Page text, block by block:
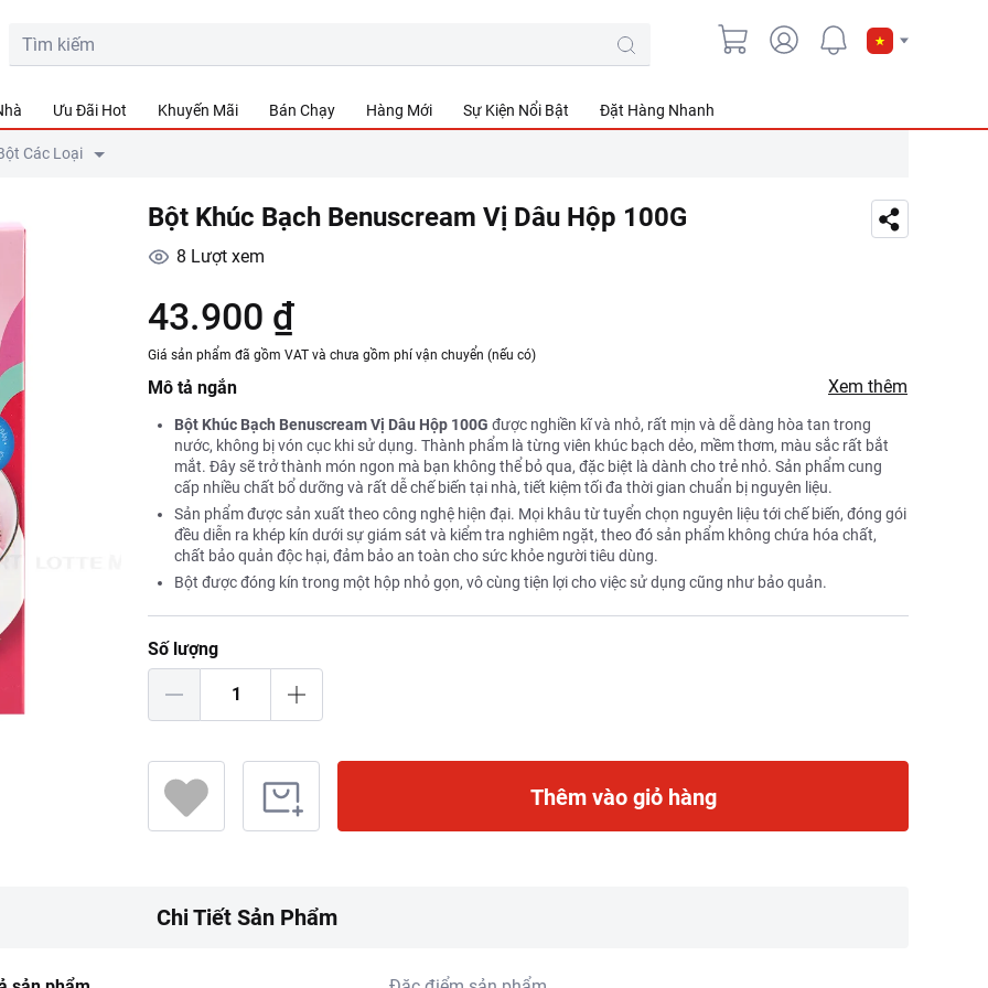
Ưu Đãi Hot Khuyến Mãi Bán Chạy Hàng Mới Sự Kiện Nổi Bật Đặt Hàng Nhanh
Các Loại
Bột Khúc Bạch Benuscream Vị Dâu Hộp 100G
8 Lượt xem
43.900 ₫
Giá sản phẩm đã gồm VAT và chưa gồm phí vận chuyển (nếu có)
Mô tả ngắn Xem thêm
Bột Khúc Bạch Benuscream Vị Dâu Hộp 100G được nghiền kĩ và nhỏ, rất mịn và dễ dàng hòa tan trong
nước, không bị vón cục khi sử dụng. Thành phẩm là từng viên khúc bạch dẻo, mềm thơm, màu sắc rất bắt
mắt. Đây sẽ trở thành món ngon mà bạn không thể bỏ qua, đặc biệt là dành cho trẻ nhỏ. Sản phẩm cung
cấp nhiều chất bổ dưỡng và rất dễ chế biến tại nhà, tiết kiệm tối đa thời gian chuẩn bị nguyên liệu.
Sản phẩm được sản xuất theo công nghệ hiện đại. Mọi khâu từ tuyển chọn nguyên liệu tới chế biến, đóng gói
đều diễn ra khép kín dưới sự giám sát và kiểm tra nghiêm ngặt, theo đó sản phẩm không chứa hóa chất,
chất bảo quản độc hại, đảm bảo an toàn cho sức khỏe người tiêu dùng.
Bột được đóng kín trong một hộp nhỏ gọn, vô cùng tiện lợi cho việc sử dụng cũng như bảo quản.
Số lượng
Thêm vào giỏ hàng
Chi Tiết Sản Phẩm